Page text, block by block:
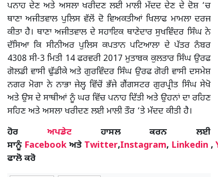
ਪਨਾਹ ਦੇਣ ਅਤੇ ਅਸਲਾ ਖਰੀਦਣ ਲਈ ਮਾਲੀ ਮੱਦਦ ਦੇਣ ਦੇ ਦੋਸ਼ ‘ਚ
ਥਾਣਾ ਅਜੀਤਵਾਲ ਪੁਲਿਸ ਵੱਲੋਂ ਦੋ ਵਿਅਕਤੀਆਂ ਖਿਲਾਫ ਮਾਮਲਾ ਦਰਜ
ਕੀਤਾ ਹੈ। ਥਾਣਾ ਅਜੀਤਵਾਲ ਦੇ ਸਹਾਇਕ ਥਾਣੇਦਾਰ ਸੁਖਵਿੰਦਰ ਸਿੰਘ ਨੇ
ਦੱਸਿਆ ਕਿ ਸੀਨੀਅਰ ਪੁਲਿਸ ਕਪਤਾਨ ਪਟਿਆਲਾ ਦੇ ਪੱਤਰ ਨੰਬਰ
4308 ਸੀ-3 ਮਿਤੀ 14 ਫਰਵਰੀ 2017 ਮੁਤਾਬਕ ਕੁਲਤਾਰ ਸਿੰਘ ਉਰਫ
ਗੋਲਡੀ ਵਾਸੀ ਢੁੱਡੀਕੇ ਅਤੇ ਗੁਰਵਿੰਦਰ ਸਿੰਘ ਉਰਫ ਗੋਰੀ ਵਾਸੀ ਦਸਮੇਸ਼
ਨਗਰ ਮੋਗਾ ਨੇ ਨਾਭਾ ਜੇਲ੍ਹ ਵਿੱਚੋਂ ਭੱਜੇ ਗੈਂਗਸਟਰ ਗੁਰਪ੍ਰੀਤ ਸਿੰਘ ਸੇਖੋ
ਅਤੇ ਉਸ ਦੇ ਸਾਥੀਆਂ ਨੂੰ ਘਰ ਵਿੱਚ ਪਨਾਹ ਦਿੱਤੀ ਅਤੇ ਉਹਨਾਂ ਦਾ ਰਹਿਣ
ਸਹਿਣ ਅਤੇ ਅਸਲਾ ਖਰੀਦਣ ਲਈ ਮਾਲੀ ਤੌਰ ‘ਤੇ ਮੱਦਦ ਕੀਤੀ ਹੈ।
ਹੋਰ ਅਪਡੇਟਹਾਸਲ ਕਰਨ ਲਈ
ਸਾਨੂੰ Facebook ਅਤੇ Twitter,Instagram, Linkedin ,
ਫਾਲੋ ਕਰੋ